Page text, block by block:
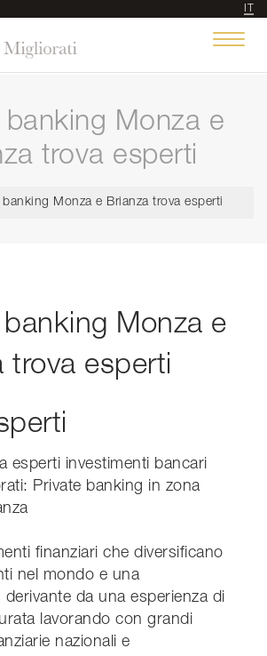
Toggle
banking Monza e
trova esperti
banking Monza e Brianza trova esperti
banking Monza e
trova esperti
esperti investimenti bancari
Private banking in zona
finanziari che diversificano
nel mondo e una
derivante da una esperienza di
lavorando con grandi
nazionali e